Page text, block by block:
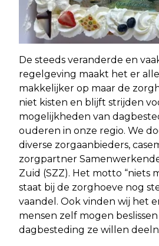
De steeds veranderde en
regelgeving maakt het er
makkelijker op maar de
niet kisten en blijft strijden
mogelijkheden van
ouderen in onze regio. We
diverse zorgaanbieders,
zorgpartner
Zuid (SZZ). Het motto “niets
staat bij de zorghoeve nog
vaandel. Ook vinden wij het
mensen zelf mogen
dagbesteding ze willen